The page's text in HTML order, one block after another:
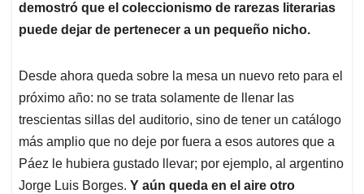
demostró que el coleccionismo de rarezas literarias
puede dejar de pertenecer a un pequeño nicho.
Desde ahora queda sobre la mesa un nuevo reto para el
próximo año: no se trata solamente de llenar las
trescientas sillas del auditorio, sino de tener un catálogo
más amplio que no deje por fuera a esos autores que a
Páez le hubiera gustado llevar; por ejemplo, al argentino
Jorge Luis Borges. Y aún queda en el aire otro